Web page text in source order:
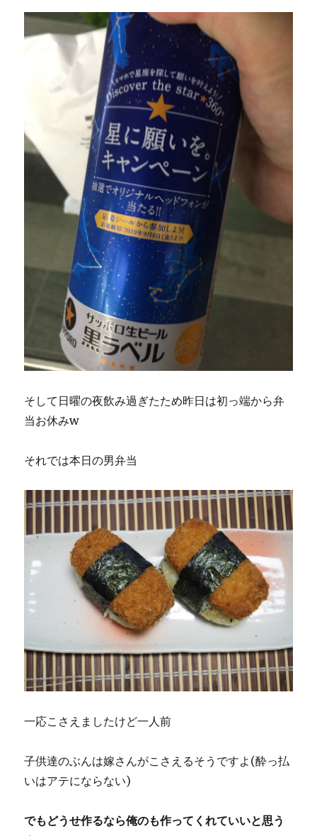
そして日曜の夜飲み過ぎたため昨日は初っ端から弁
当お休みw
それでは本日の男弁当
一応こさえましたけど一人前
子供達のぶんは嫁さんがこさえるそうですよ(酔っ払
いはアテにならない)
でもどうせ作るなら俺のも作ってくれていいと思う